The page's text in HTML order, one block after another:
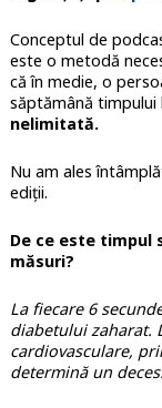
Conceptul de
este o metodă
că în medie, o
săptămână timpului
nelimitată.
Nu am ales
ediții.
De ce este timpul
măsuri?
La fiecare 6
diabetului zaharat.
cardiovasculare,
determină un deces.